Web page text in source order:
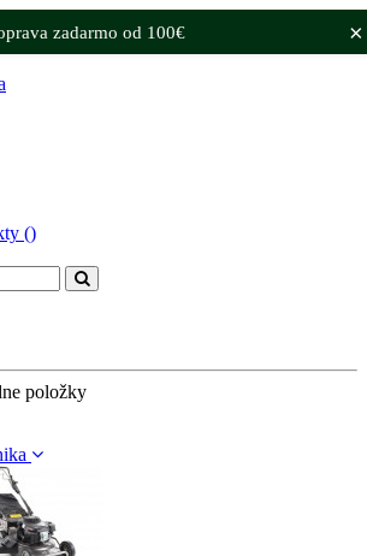
×
zadarmo od 100€
()
položky